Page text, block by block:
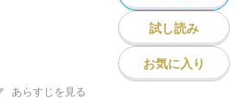
試し読み
お気に入り
あらすじを見る